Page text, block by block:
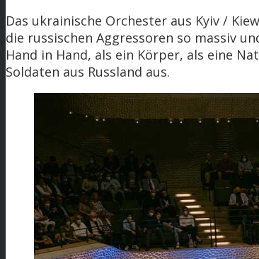
Das ukrainische Orchester aus Kyiv /
die russischen Aggressoren so massiv
Hand in Hand, als ein Körper, als eine
Soldaten aus Russland aus.